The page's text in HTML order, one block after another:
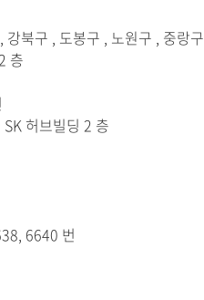
북구 , 도봉구 , 노원구 , 중랑구
층
허브빌딩 2 층
6640 번